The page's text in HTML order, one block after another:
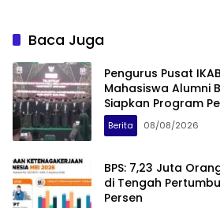
Baca Juga
Pengurus Pusat
Mahasiswa Alumni
Siapkan Program
dan Ekonomi
Berita 08/08/2026
BPS: 7,23 Juta
di Tengah
Persen